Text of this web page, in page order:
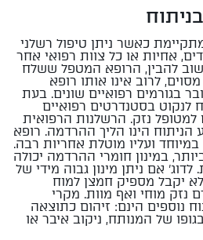
כאשר ניתן טיפול רשלני
אחיות או כל צוות רפואי אחר
להבין, הרופא המטפל ששלח
לרוב אינו אותו רופא
בגורמים רפואיים שונים. בעת
לנקוט בסטנדרטים רפואיים
למטופל נזק. הרשלנות הרפואית
הניתוח הינו הליך ההרדמה. רופא
ועליו מוטלת אחריות רבה.
במינון חומרי ההרדמה יכולה
אם ניתן מינון גבוה מידי של
יקבל מספיק חמצן למוח
נזק מוחי ואף מוות. מקרי
נוספים הינם: זיהום כתוצאה
של המנותח, ניקוב איבר או